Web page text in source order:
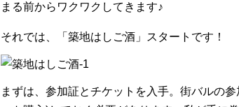
まる前からワクワクしてきます♪
それでは、「築地はしご酒」スタートです！
まずは、参加証とチケットを入手。街バルの